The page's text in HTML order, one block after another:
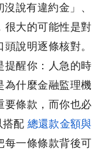
說有違約金」、
很大的可能性是對
說明逐條核對。
提醒你：人急的時
為什麼金融監理機
要條款，而你也必
搭配 總還款金額與
每一條條款背後可